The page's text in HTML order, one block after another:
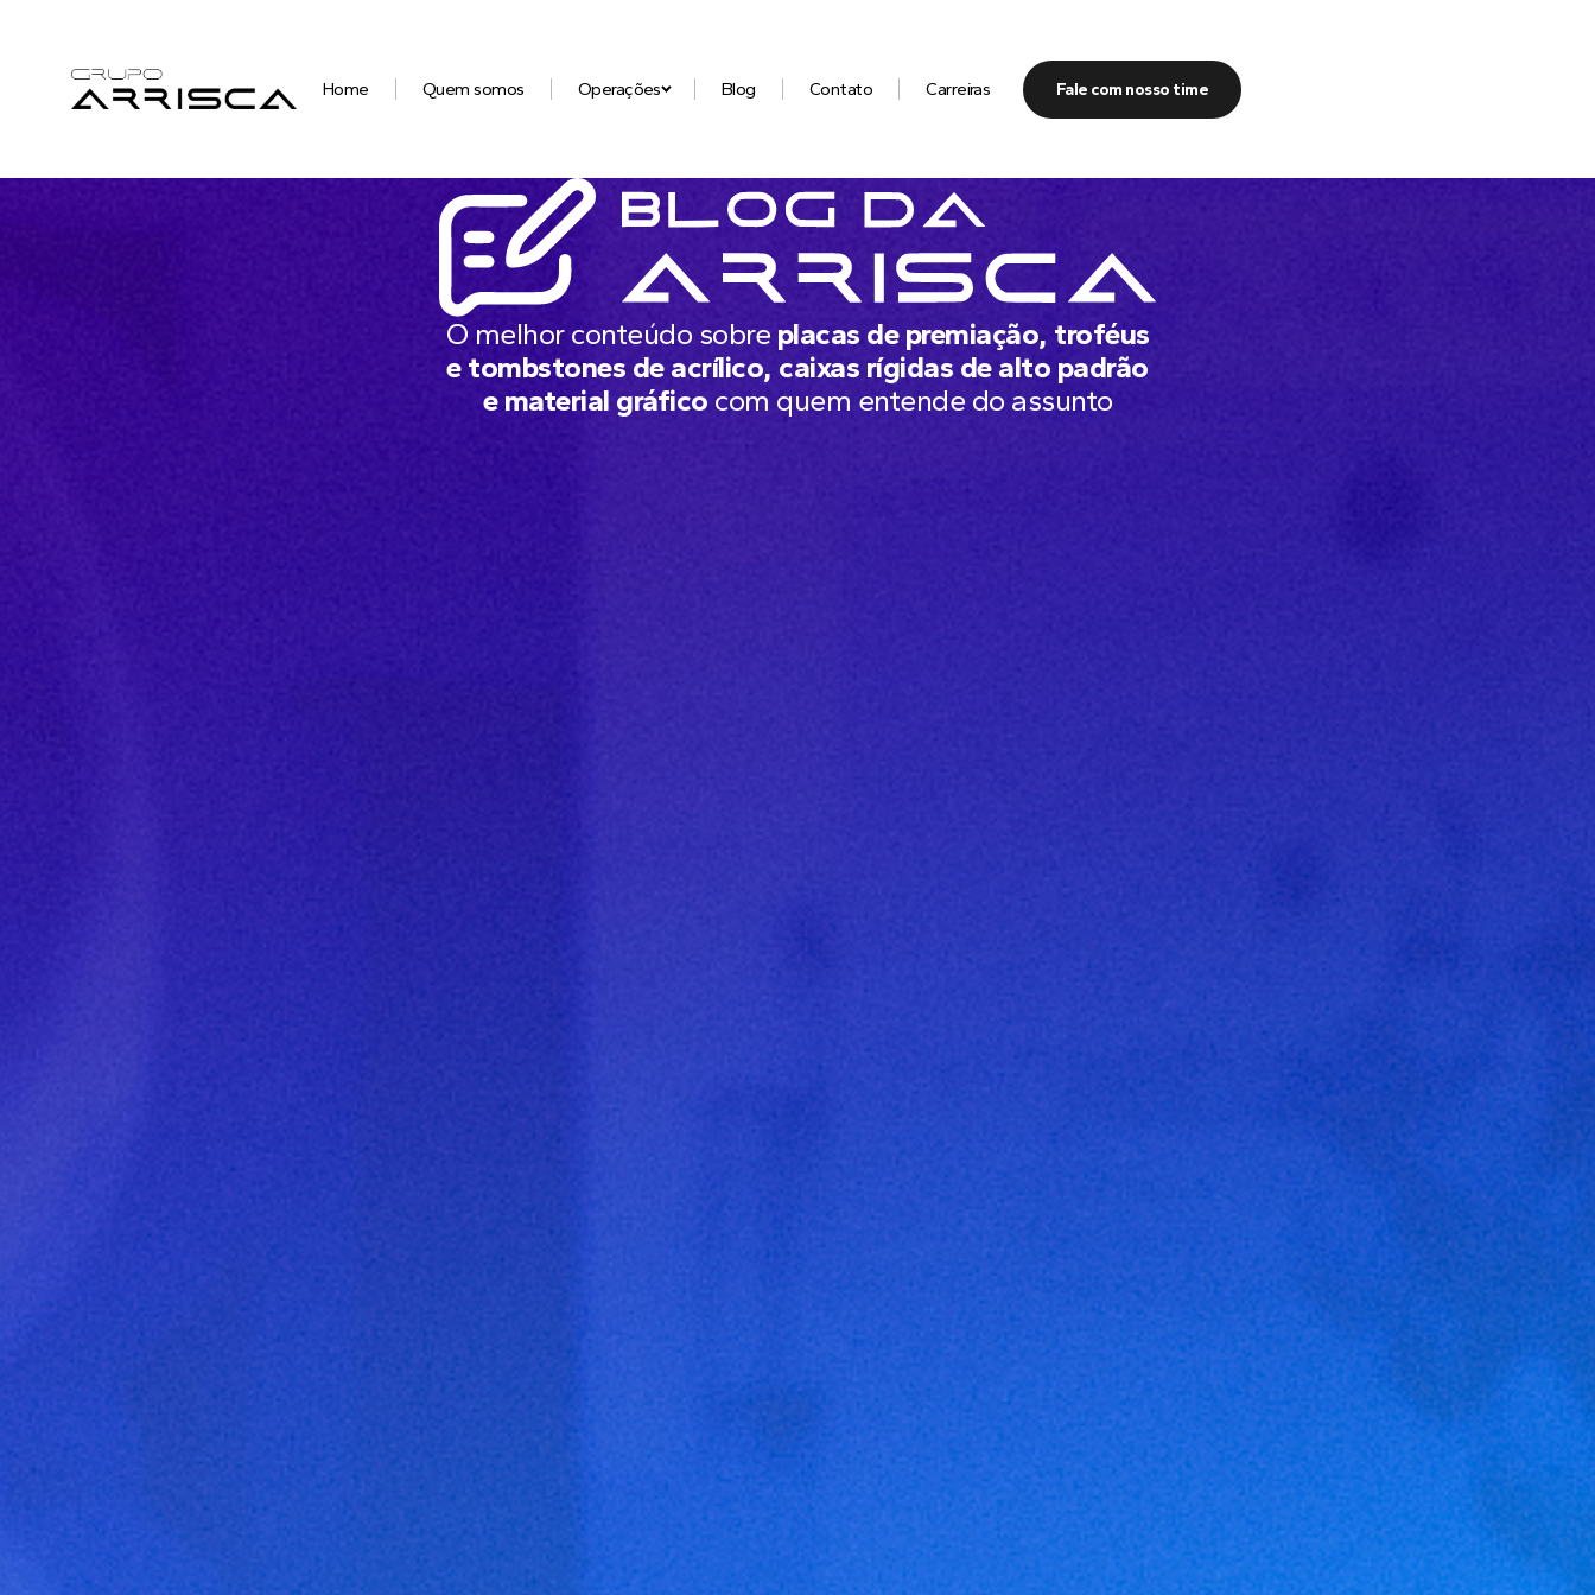
Home Quem somos Operações Blog Contato Carreiras Fale com nosso time
O melhor conteúdo sobre placas de premiação, troféus
e tombstones de acrílico, caixas rígidas de alto padrão
e material gráfico com quem entende do assunto